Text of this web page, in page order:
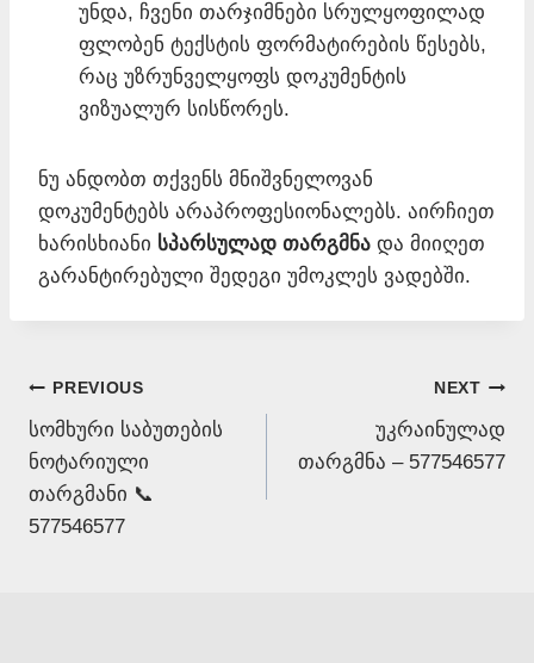
უნდა, ჩვენი თარჯიმნები სრულყოფილად
ფლობენ ტექსტის ფორმატირების წესებს,
რაც უზრუნველყოფს დოკუმენტის
ვიზუალურ სისწორეს.
ნუ ანდობთ თქვენს მნიშვნელოვან
დოკუმენტებს არაპროფესიონალებს. აირჩიეთ
ხარისხიანი სპარსულად თარგმნა და მიიღეთ
გარანტირებული შედეგი უმოკლეს ვადებში.
Post
navigation
PREVIOUS
სომხური საბუთების
ნოტარიული
თარგმანი 📞
577546577
NEXT
უკრაინულად
თარგმნა – 577546577